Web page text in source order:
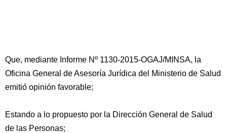
Que, mediante Informe Nº 1130-2015-OGAJ/MINSA, la
Oficina General de Asesoría Jurídica del Ministerio de Salud
emitió opinión favorable;
Estando a lo propuesto por la Dirección General de Salud
de las Personas;